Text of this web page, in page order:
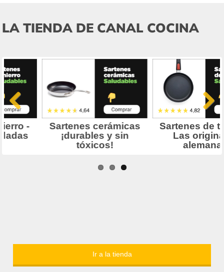
LA TIENDA DE CANAL COCINA
Ir a la tienda